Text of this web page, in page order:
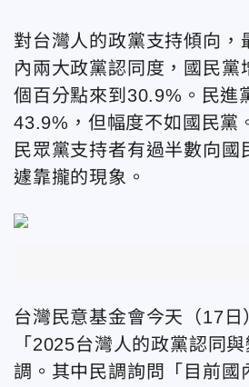
對台灣人的政黨支持傾向，
內兩大政黨認同度，國民黨
個百分點來到30.9%。民進
43.9%，但幅度不如國民黨
民眾黨支持者有過半數向國
遽靠攏的現象。
台灣民意基金會今天（17日
「2025台灣人的政黨認同
調。其中民調詢問「目前國